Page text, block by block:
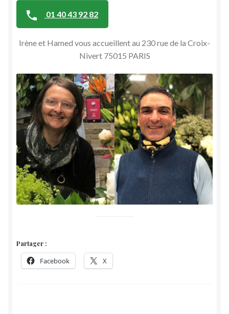
01 40 43 92 82
Irène et Hamed vous accueillent au 230 rue de la Croix-
Nivert 75015 PARIS
Partager :
Facebook X